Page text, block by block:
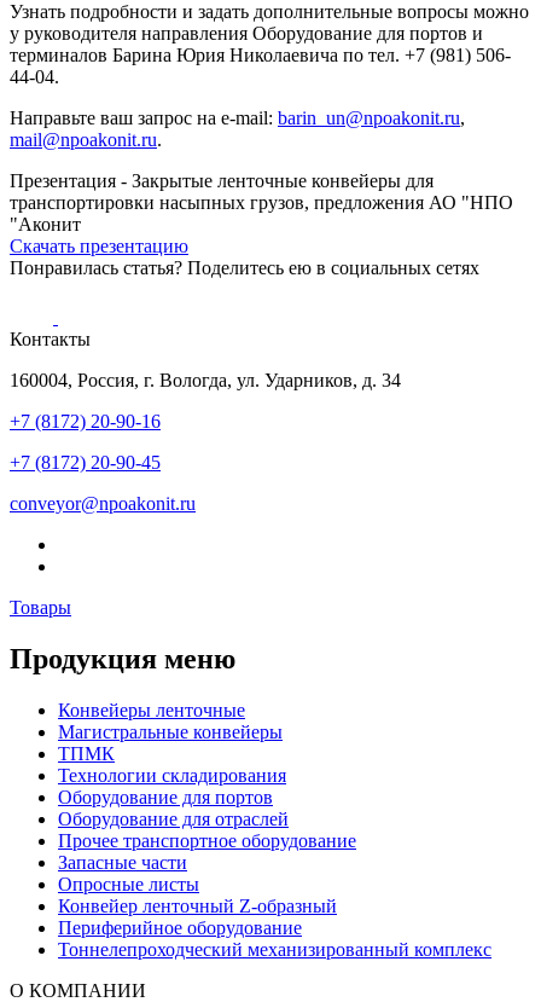
Узнать подробности и задать дополнительные вопросы можно
у руководителя направления Оборудование для портов и
терминалов Барина Юрия Николаевича по тел. +7 (981) 506-
44-04.
Направьте ваш запрос на e-mail: barin_un@npoakonit.ru,
mail@npoakonit.ru.
Презентация - Закрытые ленточные конвейеры для
транспортировки насыпных грузов, предложения АО "НПО
"Аконит
Скачать презентацию
Понравилась статья? Поделитесь ею в социальных сетях
Контакты
160004, Россия, г. Вологда, ул. Ударников, д. 34
+7 (8172) 20-90-16
+7 (8172) 20-90-45
conveyor@npoakonit.ru
Товары
Продукция меню
Конвейеры ленточные
Магистральные конвейеры
ТПМК
Технологии складирования
Оборудование для портов
Оборудование для отраслей
Прочее транспортное оборудование
Запасные части
Опросные листы
Конвейер ленточный Z-образный
Периферийное оборудование
Тоннелепроходческий механизированный комплекс
О КОМПАНИИ